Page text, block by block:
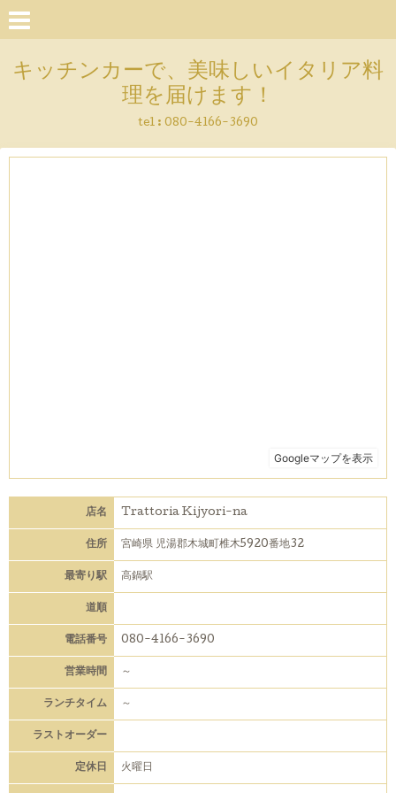
キッチンカーで、美味しいイタリア料
理を届けます！
tel : 080-4166-3690
店名 Trattoria Kijyori-na
住所 宮崎県 児湯郡木城町椎木5920番地32
最寄り駅 高鍋駅
道順
電話番号 080-4166-3690
営業時間 ～
ランチタイム ～
ラストオーダー
定休日 火曜日